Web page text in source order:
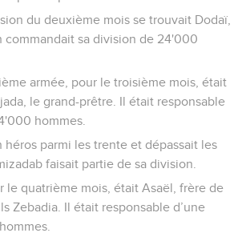
du deuxième mois se trouvait Dodaï,
commandait sa division de 24'000
armée, pour le troisième mois, était
le grand-prêtre. Il était responsable
hommes.
héros parmi les trente et dépassait les
faisait partie de sa division.
le quatrième mois, était Asaël, frère de
Zebadia. Il était responsable d’une